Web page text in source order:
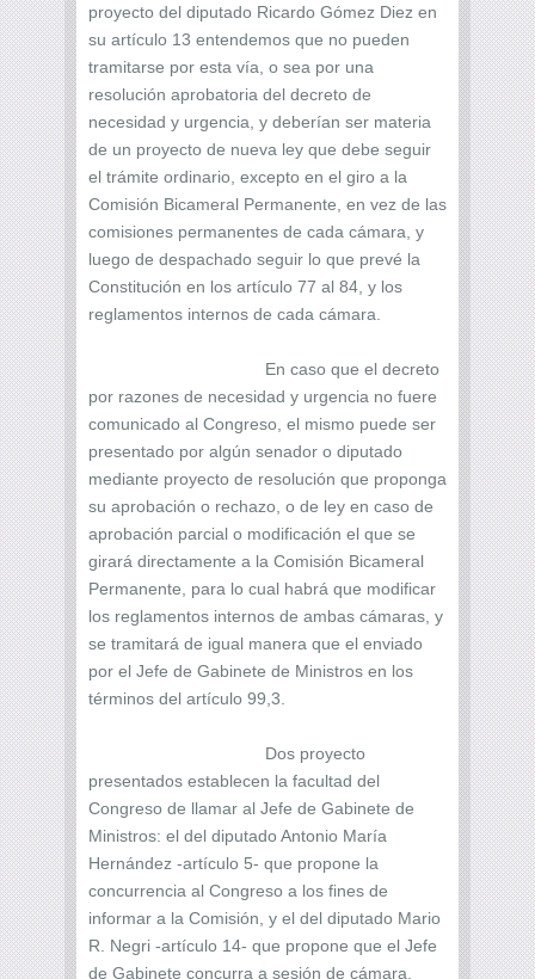
proyecto del diputado Ricardo Gómez Diez en
su artículo 13 entendemos que no pueden
tramitarse por esta vía, o sea por una
resolución aprobatoria del decreto de
necesidad y urgencia, y deberían ser materia
de un proyecto de nueva ley que debe seguir
el trámite ordinario, excepto en el giro a la
Comisión Bicameral Permanente, en vez de las
comisiones permanentes de cada cámara, y
luego de despachado seguir lo que prevé la
Constitución en los artículo 77 al 84, y los
reglamentos internos de cada cámara.
En caso que el decreto
por razones de necesidad y urgencia no fuere
comunicado al Congreso, el mismo puede ser
presentado por algún senador o diputado
mediante proyecto de resolución que proponga
su aprobación o rechazo, o de ley en caso de
aprobación parcial o modificación el que se
girará directamente a la Comisión Bicameral
Permanente, para lo cual habrá que modificar
los reglamentos internos de ambas cámaras, y
se tramitará de igual manera que el enviado
por el Jefe de Gabinete de Ministros en los
términos del artículo 99,3.
Dos proyecto
presentados establecen la facultad del
Congreso de llamar al Jefe de Gabinete de
Ministros: el del diputado Antonio María
Hernández -artículo 5- que propone la
concurrencia al Congreso a los fines de
informar a la Comisión, y el del diputado Mario
R. Negri -artículo 14- que propone que el Jefe
de Gabinete concurra a sesión de cámara.